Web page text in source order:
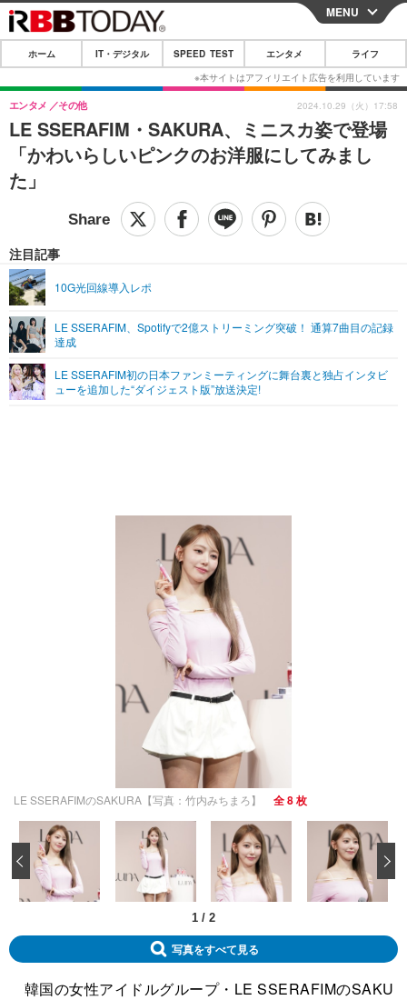
CLOSE
ホーム
IT・デジタル
IT・デジタルTOP スマートフォン
ショッピング その他
SPEED TEST
エンタメ
エンタメTOP 映画・ドラマ
音楽
グラビア ブログ
ペット
その他
リリース一覧
プッシュ通知の停止方法
MENU
ホーム IT・デジタル SPEED TEST エンタメ ライフ
LE SSERAFIM・SAKURA、ミニスカ姿で登場
「かわいらしいピンクのお洋服にしてみまし
た」
エンタメ その他
注目記事
10G光回線導入レポ
LE SSERAFIM、Spotifyで2億ストリーミング突破！ 通算7曲目の記録
達成
LE SSERAFIM初の日本ファンミーティングに舞台裏と独占インタビ
ューを追加した“ダイジェスト版”放送決定!
2024.10.29（火）17:58
LE SSERAFIMのSAKURA【写真：竹内みちまろ】 全 8 枚
1 / 2
‹
写真をすべて見る
韓国の女性アイドルグループ・LE SSERAFIMのSAKU